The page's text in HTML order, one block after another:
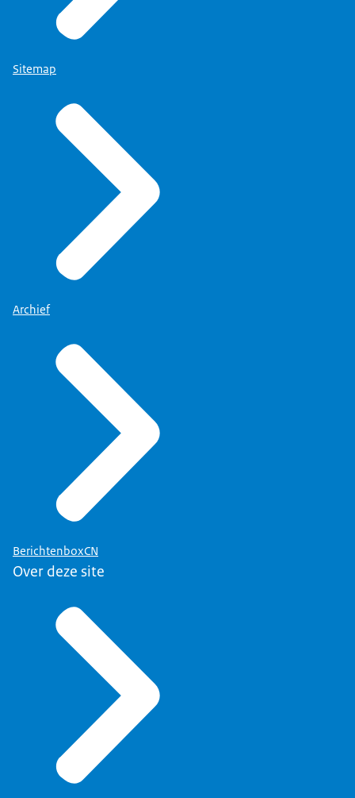
Sitemap
Archief
BerichtenboxCN
Over deze site